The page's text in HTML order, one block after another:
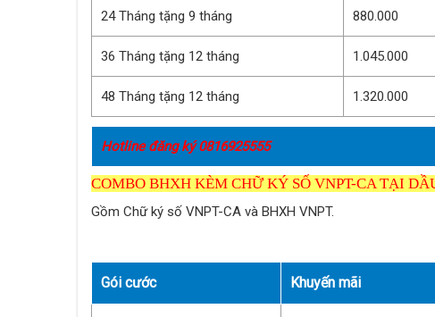
24 Tháng tặng 9 tháng 880.000
36 Tháng tặng 12 tháng 1.045.000
48 Tháng tặng 12 tháng 1.320.000
Hotline đăng ký 0816925555
COMBO BHXH KÈM CHỮ KÝ SỐ VNPT-CA TẠI
Gồm Chữ ký số VNPT-CA và BHXH VNPT.
Gói cước Khuyến mãi